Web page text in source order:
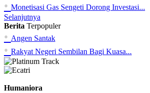
• Monetisasi Gas Sengeti Dorong Investasi...
Selanjutnya
Berita Terpopuler
• Angen Santak
• Rakyat Negeri Sembilan Bagi Kuasa...
Humaniora